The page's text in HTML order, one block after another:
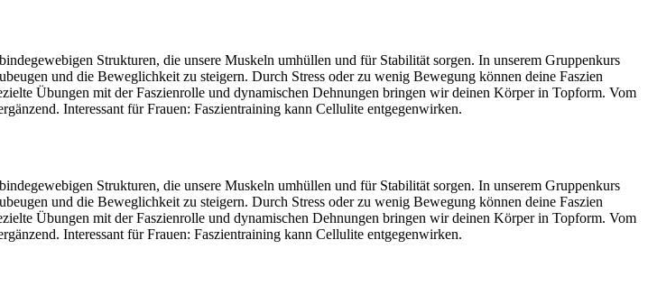
Strukturen, die unsere Muskeln umhüllen und für Stabilität sorgen. In unserem Gruppenkurs
und die Beweglichkeit zu steigern. Durch Stress oder zu wenig Bewegung können deine Faszien
Übungen mit der Faszienrolle und dynamischen Dehnungen bringen wir deinen Körper in Topform. Vom
Interessant für Frauen: Faszientraining kann Cellulite entgegenwirken.
Strukturen, die unsere Muskeln umhüllen und für Stabilität sorgen. In unserem Gruppenkurs
und die Beweglichkeit zu steigern. Durch Stress oder zu wenig Bewegung können deine Faszien
Übungen mit der Faszienrolle und dynamischen Dehnungen bringen wir deinen Körper in Topform. Vom
Interessant für Frauen: Faszientraining kann Cellulite entgegenwirken.